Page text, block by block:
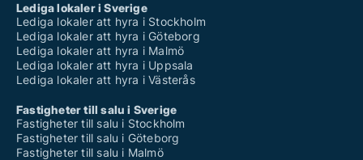
Lediga lokaler i Sverige
Lediga lokaler att hyra i Stockholm
Lediga lokaler att hyra i Göteborg
Lediga lokaler att hyra i Malmö
Lediga lokaler att hyra i Uppsala
Lediga lokaler att hyra i Västerås
Fastigheter till salu i Sverige
Fastigheter till salu i Stockholm
Fastigheter till salu i Göteborg
Fastigheter till salu i Malmö